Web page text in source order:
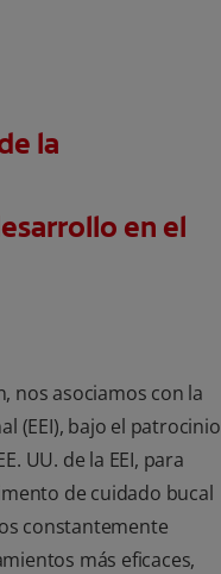
la
en el
nos asociamos con la
(EEI), bajo el patrocinio
UU. de la EEI, para
de cuidado bucal
constantemente
más eficaces,